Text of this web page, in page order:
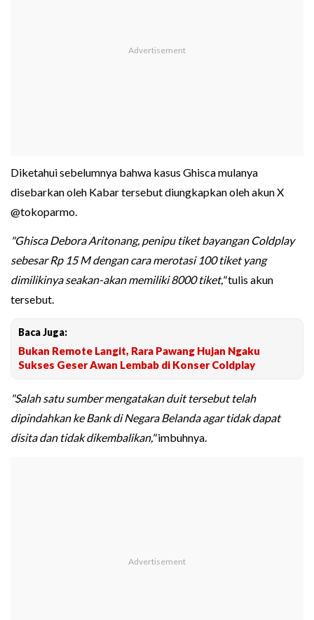
Diketahui sebelumnya bahwa kasus Ghisca mulanya
disebarkan oleh Kabar tersebut diungkapkan oleh akun X
@tokoparmo.
"Ghisca Debora Aritonang, penipu tiket bayangan Coldplay
sebesar Rp 15 M dengan cara merotasi 100 tiket yang
dimilikinya seakan-akan memiliki 8000 tiket,"tulis akun
tersebut.
Baca Juga:
Bukan Remote Langit, Rara Pawang Hujan Ngaku
Sukses Geser Awan Lembab di Konser Coldplay
"Salah satu sumber mengatakan duit tersebut telah
dipindahkan ke Bank di Negara Belanda agar tidak dapat
disita dan tidak dikembalikan,"imbuhnya.